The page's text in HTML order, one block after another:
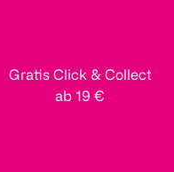
Gratis Click & Collect
ab 19 €